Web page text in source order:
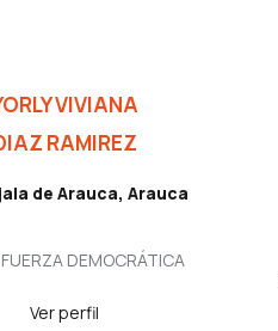
VIVIANA
RAMIREZ
de Arauca, Arauca
DEMOCRÁTICA
Ver perfil